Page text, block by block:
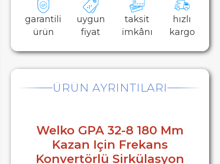
garantili
ürün
uygun
fiyat
taksit
imkânı
hızlı
kargo
ÜRÜN AYRINTILARI
Welko GPA 32-8 180 Mm
Kazan Için Frekans
Konvertörlü Sirkülasyon